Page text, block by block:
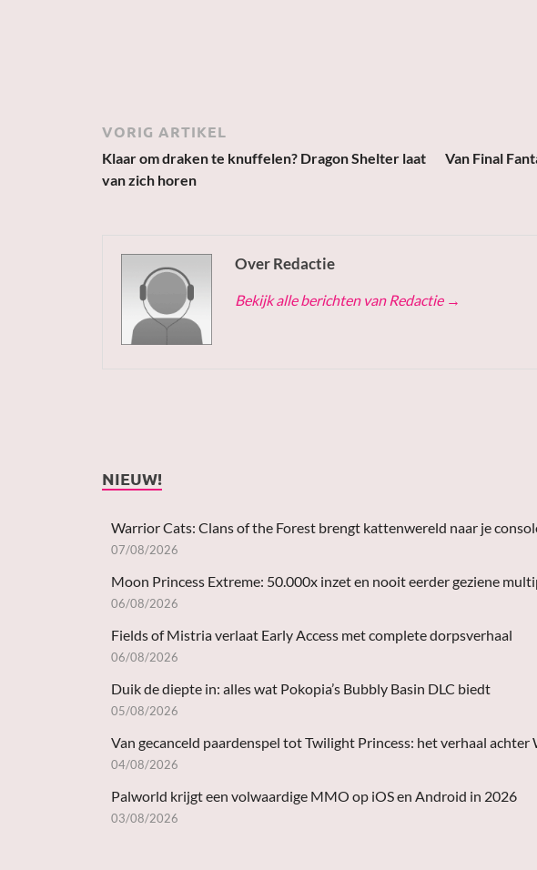
VORIG ARTIKEL
Klaar om draken te knuffelen? Dragon Shelter laat
van zich horen
Van Final
Over Redactie
Bekijk alle berichten van Redactie →
NIEUW!
Warrior Cats: Clans of the Forest brengt kattenwereld naar je
07/08/2026
Moon Princess Extreme: 50.000x inzet en nooit eerder geziene
06/08/2026
Fields of Mistria verlaat Early Access met complete dorpsverhaal
06/08/2026
Duik de diepte in: alles wat Pokopia’s Bubbly Basin DLC biedt
05/08/2026
Van gecanceld paardenspel tot Twilight Princess: het verhaal achter
04/08/2026
Palworld krijgt een volwaardige MMO op iOS en Android in 2026
03/08/2026